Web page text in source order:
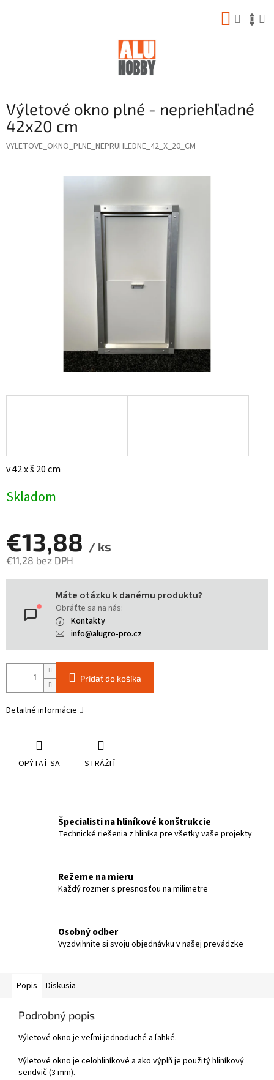
Výletové okno plné - nepriehľadné
42x20 cm
VYLETOVE_OKNO_PLNE_NEPRUHLEDNE_42_X_20_CM
v 42 x š 20 cm
Skladom
€13,88 / ks
€11,28 bez DPH
Jednotková
Máte otázku k danému produktu?
Obráťte sa na nás:
Kontakty
info@alugro-pro.cz
Pridať do košíka
Detailné informácie
OPÝTAŤ SA STRÁŽIŤ
Špecialisti na hliníkové konštrukcie
Technické riešenia z hliníka pre všetky vaše projekty
Režeme na mieru
Každý rozmer s presnosťou na milimetre
Osobný odber
Vyzdvihnite si svoju objednávku v našej prevádzke
Popis Diskusia
Podrobný popis
Výletové okno je veľmi jednoduché a ľahké.
Výletové okno je celohliníkové a ako výplň je použitý hliníkový
sendvič (3 mm).